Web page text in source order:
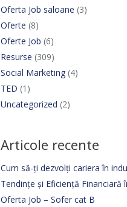
Oferta Job saloane (3)
Oferte (8)
Oferte Job (6)
Resurse (309)
Social Marketing (4)
TED (1)
Uncategorized (2)
Articole recente
Cum să-ți dezvolți cariera în
Tendințe și Eficiență Financiară
Oferta Job – Sofer cat B